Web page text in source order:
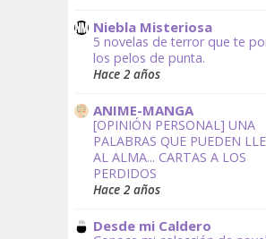
Niebla Misteriosa
5 novelas de terror que te
los pelos de punta.
Hace 2 años
ANIME-MANGA
[OPINIÓN PERSONAL] UNA
PALABRAS QUE PUEDEN
AL ALMA... CARTAS A LOS
PERDIDOS
Hace 2 años
Desde mi Caldero